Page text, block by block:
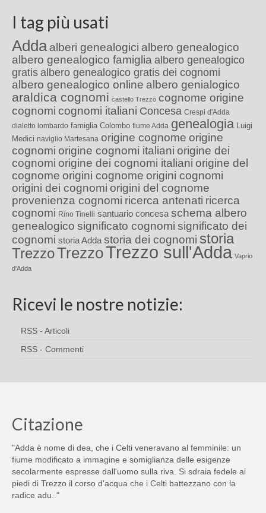
I tag più usati
Adda alberi genealogici albero genealogico
albero genealogico famiglia albero genealogico
gratis albero genealogico gratis dei cognomi
albero genealogico online albero genialogico
araldica cognomi castello Trezzo cognome origine
cognomi cognomi italiani Concesa Crespi d'Adda
dialetto lombardo famiglia Colombo fiume Adda genealogia Luigi
Medici naviglio Martesana origine cognome origine
cognomi origine cognomi italiani origine dei
cognomi origine dei cognomi italiani origine del
cognome origini cognome origini cognomi
origini dei cognomi origini del cognome
provenienza cognomi ricerca antenati ricerca
cognomi Rino Tinelli santuario concesa schema albero
genealogico significato cognomi significato dei
cognomi storia Adda storia dei cognomi storia
TrezzoTrezzoTrezzo sull'Adda Vaprio
d'Adda
Ricevi le nostre notizie:
RSS - Articoli
RSS - Commenti
Citazione
"Adda è nome di dea, che i Celti veneravano al femminile: un
fiume modificato a immagine e somiglianza delle esigenze
secolarmente espresse dall'uomo sulla riva. Si sdraia fedele ai
piedi di Trezzo il corso d'acqua che i Celti battezzano con la
radice adu.."